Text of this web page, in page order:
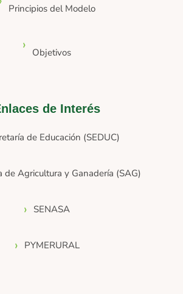
Principios del Modelo
Objetivos
de Interés
de Educación (SEDUC)
de Agricultura y Ganadería (SAG)
SENASA
PYMERURAL